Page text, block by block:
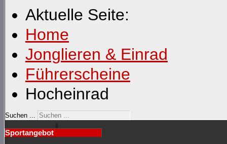
Aktuelle Seite:
Home
Jonglieren & Einrad
Führerscheine
Hocheinrad
Suchen ...
Sportangebot